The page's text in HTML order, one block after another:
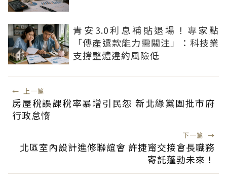
青安3.0利息補貼退場！專家點
「傳產還款能力需關注」：科技業
支撐整體違約風險低
← 上一篇
房屋稅誤課稅率暴增引民怨 新北綠黨團批市府
行政怠惰
下一篇 →
北區室內設計進修聯誼會 許捷甯交接會長職務
寄託蓬勃未來！